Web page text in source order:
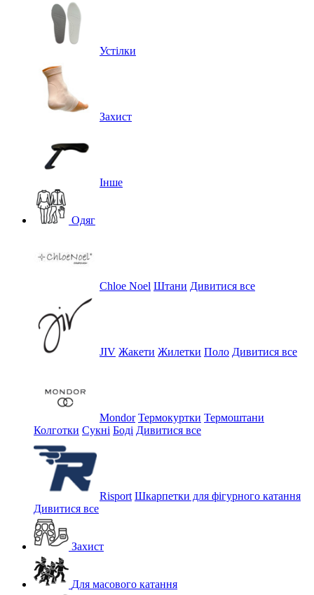
Устілки
Захист
Інше
Одяг
Chloe Noel Штани Дивитися все
JIV Жакети Жилетки Поло Дивитися все
Mondor Термокуртки Термоштани
Колготки Сукні Боді Дивитися все
Risport Шкарпетки для фігурного катання
Дивитися все
Захист
Для масового катання